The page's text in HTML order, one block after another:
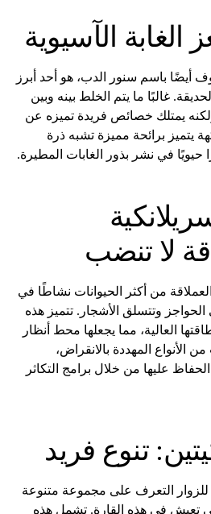
الغابة الآسيوية
أيضًا باسم سنور الدب، هو أحد أبرز
غالبًا ما يتم الخلط بينه وبين
ولكنه يمتلك خصائص فريدة تميزه عن
يتميز برائحة مميزة تشبه ذرة
حيويًا في نشر بذور الغابات المطيرة.
لا تنضب
من أكثر الحيوانات نشاطًا في
وتتسلق الأشجار. تتميز هذه
العالية، مما يجعلها محط أنظار
الأنواع المهددة بالانقراض،
عليها من خلال برامج التكاثر
تنوع فريد
للزوار التعرف على مجموعة متنوعة
تعيش في هذه القارة. تشمل هذه